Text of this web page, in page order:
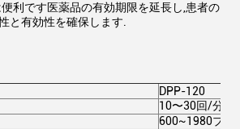
利です医薬品の有効期限を延長し,患者の
と有効性を確保します.
DPP-120
10〜30回/分
600~1980プレ